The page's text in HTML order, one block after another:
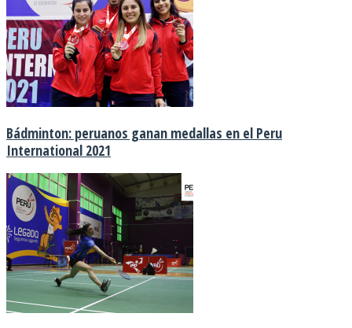
Bádminton: peruanos ganan medallas en el Peru
International 2021